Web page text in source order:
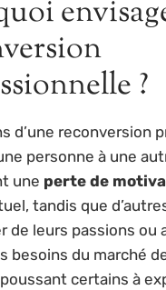
?
d’une reconversion
personne à une
une perte de
tandis que
de leurs passions ou
besoins du marché
certains à